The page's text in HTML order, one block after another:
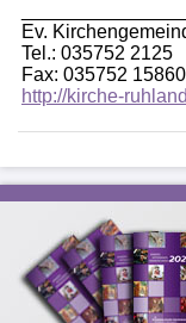
Ev.
Tel.: 035752 2125
Fax: 035752 15860
http://kirche-